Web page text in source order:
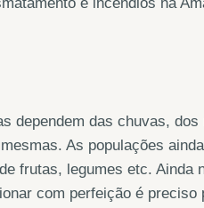
dependem das chuvas,
As populações
frutas, legumes etc. Ainda
com perfeição é